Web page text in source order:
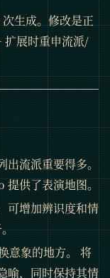
生成。修改是正
扩展时重申流派/
出流派重要得多。
供了表演地图。
可增加辨识度和情
意象的地方。 将
喻，同时保持其情